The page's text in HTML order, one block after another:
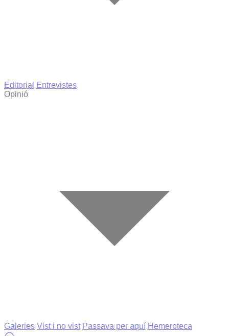
Editorial
Entrevistes
Opinió
Galeries Vist i no vist Passava per aquí Hemeroteca